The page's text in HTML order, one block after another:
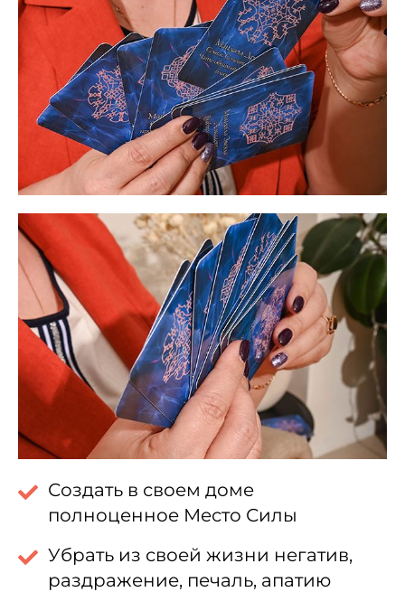
Создать в своем доме
полноценное Место Силы
Убрать из своей жизни негатив,
раздражение, печаль, апатию